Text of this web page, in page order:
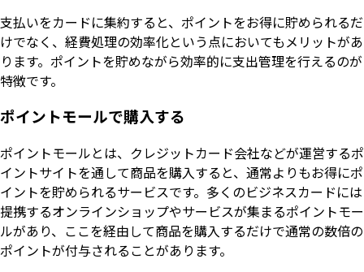
支払いをカードに集約すると、ポイントをお得に貯められるだ
けでなく、経費処理の効率化という点においてもメリットがあ
ります。ポイントを貯めながら効率的に支出管理を行えるのが
特徴です。
ポイントモールで購入する
ポイントモールとは、クレジットカード会社などが運営するポ
イントサイトを通して商品を購入すると、通常よりもお得にポ
イントを貯められるサービスです。多くのビジネスカードには
提携するオンラインショップやサービスが集まるポイントモー
ルがあり、ここを経由して商品を購入するだけで通常の数倍の
ポイントが付与されることがあります。